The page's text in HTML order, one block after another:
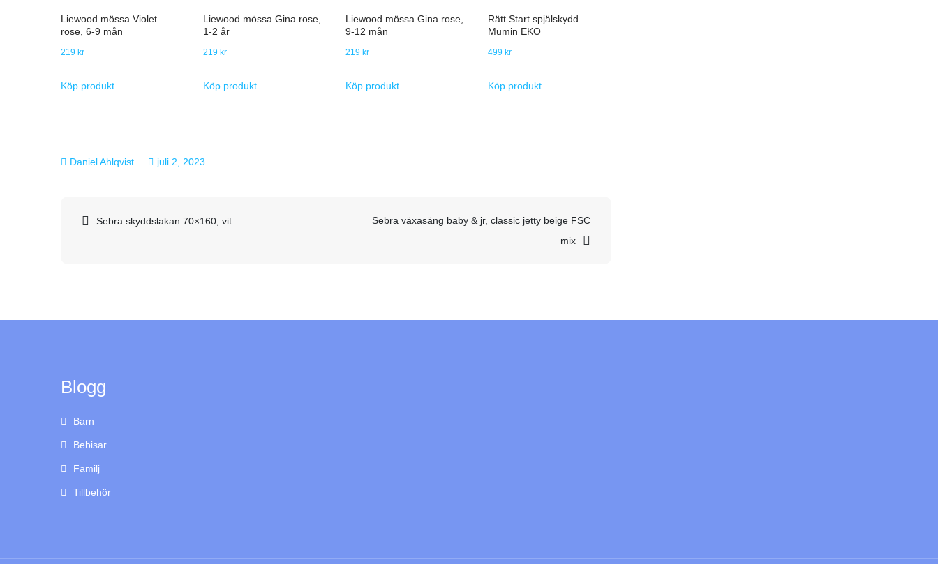
Liewood mössa Violet
rose, 6-9 mån
219 kr
Köp produkt
Liewood mössa Gina rose,
1-2 år
219 kr
Köp produkt
Liewood mössa Gina rose,
9-12 mån
219 kr
Köp produkt
Rätt Start spjälskydd
Mumin EKO
499 kr
Köp produkt
juli 2, 2023
Inläggsnavigering
Sebra skyddslakan 70×160, vit
Sebra växasäng baby & jr, classic jetty beige FSC
mix
Blogg
Barn
Bebisar
Familj
Tillbehör